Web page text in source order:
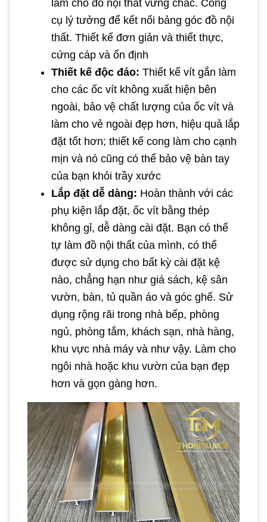
làm cho đồ nội thất vững chắc. Công
cụ lý tưởng để kết nối bảng góc đồ nội
thất. Thiết kế đơn giản và thiết thực,
cứng cáp và ổn định
Thiết kế độc đáo: Thiết kế vít gắn làm
cho các ốc vít không xuất hiện bên
ngoài, bảo vệ chất lượng của ốc vít và
làm cho vẻ ngoài đẹp hơn, hiệu quả lắp
đặt tốt hơn; thiết kế cong làm cho cạnh
mịn và nó cũng có thể bảo vệ bàn tay
của bạn khỏi trầy xước
Lắp đặt dễ dàng: Hoàn thành với các
phụ kiện lắp đặt, ốc vít bằng thép
không gỉ, dễ dàng cài đặt. Bạn có thể
tự làm đồ nội thất của mình, có thể
được sử dụng cho bất kỳ cài đặt kệ
nào, chẳng hạn như giá sách, kệ sân
vườn, bàn, tủ quần áo và góc ghế. Sử
dụng rộng rãi trong nhà bếp, phòng
ngủ, phòng tắm, khách sạn, nhà hàng,
khu vực nhà máy và như vậy. Làm cho
ngôi nhà hoặc khu vườn của bạn đẹp
hơn và gọn gàng hơn.